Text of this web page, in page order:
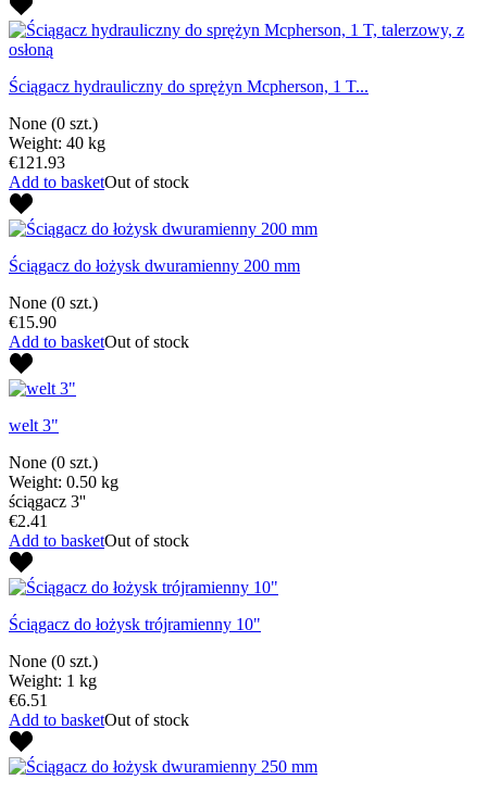
Ściągacz hydrauliczny do sprężyn Mcpherson, 1 T...
None (0 szt.)
Weight: 40 kg
€121.93
Add to basketOut of stock
Ściągacz do łożysk dwuramienny 200 mm
None (0 szt.)
€15.90
Add to basketOut of stock
welt 3"
None (0 szt.)
Weight: 0.50 kg
ściągacz 3''
€2.41
Add to basketOut of stock
Ściągacz do łożysk trójramienny 10"
None (0 szt.)
Weight: 1 kg
€6.51
Add to basketOut of stock